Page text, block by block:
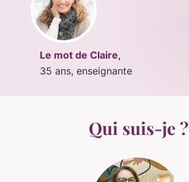
Le mot de Claire,
35 ans, enseignante
Qui suis-je ?